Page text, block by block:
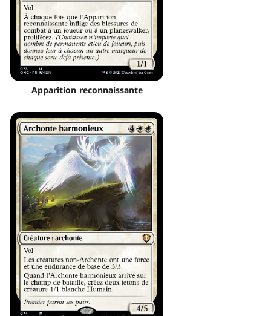
Apparition reconnaissante